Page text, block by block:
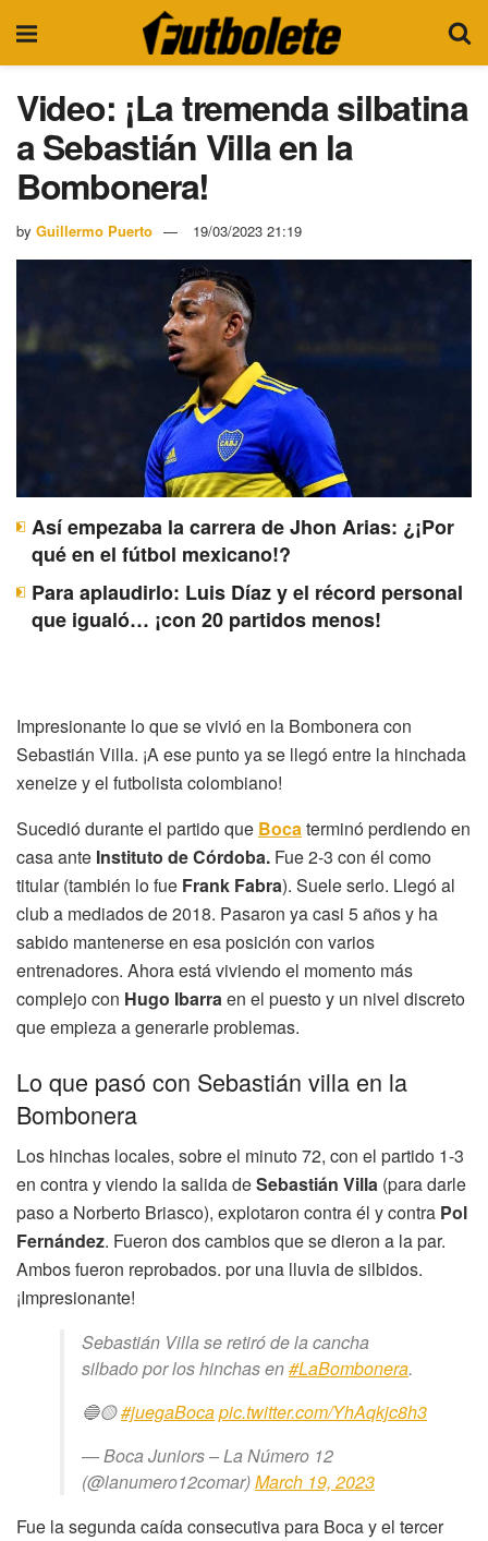
Video: ¡La tremenda silbatina
a Sebastián Villa en la
Bombonera!
by Guillermo Puerto 19/03/2023 21:19
Así empezaba la carrera de Jhon Arias: ¿¡Por
qué en el fútbol mexicano!?
Para aplaudirlo: Luis Díaz y el récord personal
que igualó… ¡con 20 partidos menos!
Impresionante lo que se vivió en la Bombonera con
Sebastián Villa. ¡A ese punto ya se llegó entre la hinchada
xeneize y el futbolista colombiano!
Sucedió durante el partido que Bocaterminó perdiendo en
casa ante Instituto de Córdoba. Fue 2-3 con él como
titular (también lo fue Frank Fabra). Suele serlo. Llegó al
club a mediados de 2018. Pasaron ya casi 5 años y ha
sabido mantenerse en esa posición con varios
entrenadores. Ahora está viviendo el momento más
complejo con Hugo Ibarraen el puesto y un nivel discreto
que empieza a generarle problemas.
Lo que pasó con Sebastián villa en la
Bombonera
Los hinchas locales, sobre el minuto 72, con el partido 1-3
en contra y viendo la salida deSebastián Villa (para darle
paso a Norberto Briasco), explotaron contra él y contra Pol
Fernández. Fueron dos cambios que se dieron a la par.
Ambos fueron reprobados. por una lluvia de silbidos.
¡Impresionante!
Sebastián Villa se retiró de la cancha
silbado por los hinchas en#LaBombonera.
🔵🟡#juegaBocapic.twitter.com/YhAqkjc8h3
— Boca Juniors – La Número 12
(@lanumero12comar)March 19, 2023
Fue la segunda caída consecutiva para Boca y el tercer